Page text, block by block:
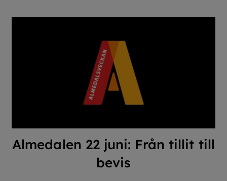
Almedalen 22 juni: Från tillit till
bevis